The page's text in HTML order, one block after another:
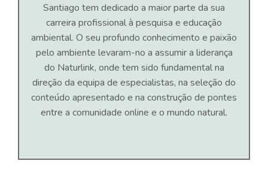
Santiago tem dedicado a maior parte da sua
carreira profissional à pesquisa e educação
ambiental. O seu profundo conhecimento e paixão
pelo ambiente levaram-no a assumir a liderança
do Naturlink, onde tem sido fundamental na
direção da equipa de especialistas, na seleção do
conteúdo apresentado e na construção de pontes
entre a comunidade online e o mundo natural.